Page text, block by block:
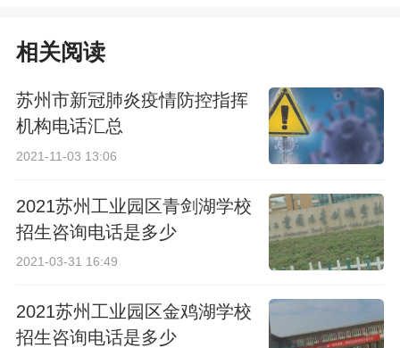
相关阅读
苏州市新冠肺炎疫情防控指挥
机构电话汇总
2021-11-03 13:06
2021苏州工业园区青剑湖学校
招生咨询电话是多少
2021-03-31 16:49
2021苏州工业园区金鸡湖学校
招生咨询电话是多少